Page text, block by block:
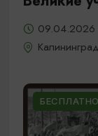
БЕСПЛАТНО